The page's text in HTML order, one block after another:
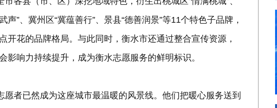
声”、冀州区“冀蕴善行”、景县“德善润景”等11个特色子品牌，
开花的品牌格局。与此同时，衡水市还通过整合宣传资源，
影响力持续提升，成为衡水志愿服务的鲜明标识。
愿者已然成为这座城市最温暖的风景线。他们把暖心服务送到